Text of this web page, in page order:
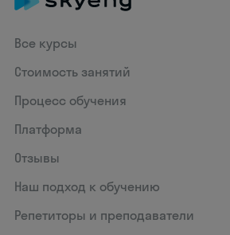
Все курсы
Стоимость занятий
Процесс обучения
Платформа
Отзывы
Наш подход к обучению
Репетиторы и преподаватели